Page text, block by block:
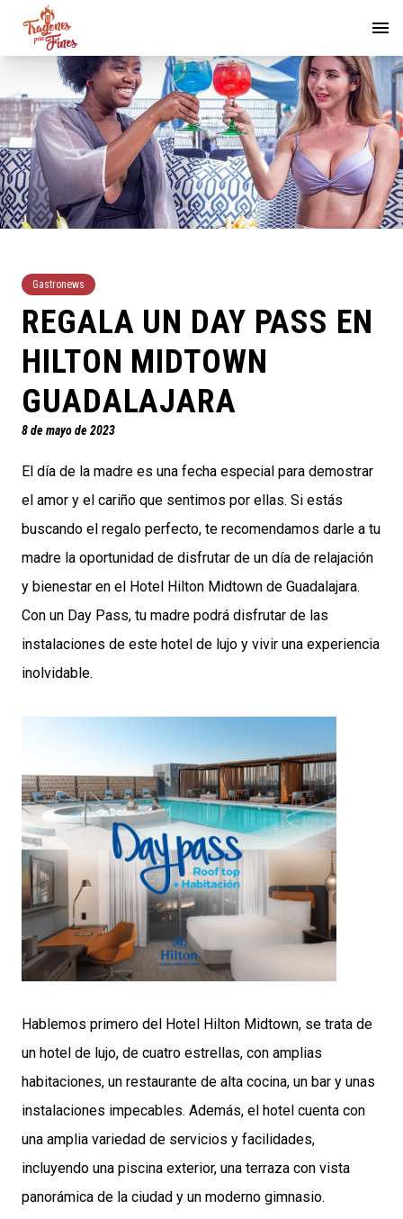
Gastronews
REGALA UN DAY PASS EN
HILTON MIDTOWN
GUADALAJARA
8 de mayo de 2023
El día de la madre es una fecha especial para demostrar
el amor y el cariño que sentimos por ellas. Si estás
buscando el regalo perfecto, te recomendamos darle a tu
madre la oportunidad de disfrutar de un día de relajación
y bienestar en el Hotel Hilton Midtown de Guadalajara.
Con un Day Pass, tu madre podrá disfrutar de las
instalaciones de este hotel de lujo y vivir una experiencia
inolvidable.
Hablemos primero del Hotel Hilton Midtown, se trata de
un hotel de lujo, de cuatro estrellas, con amplias
habitaciones, un restaurante de alta cocina, un bar y unas
instalaciones impecables. Además, el hotel cuenta con
una amplia variedad de servicios y facilidades,
incluyendo una piscina exterior, una terraza con vista
panorámica de la ciudad y un moderno gimnasio.